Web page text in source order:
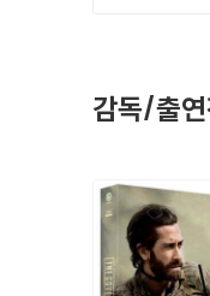
1998 록
감독/출